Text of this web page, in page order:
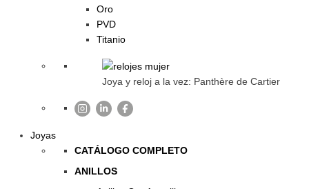
Oro
PVD
Titanio
Joya y reloj a la vez: Panthère de Cartier
Joyas
CATÁLOGO COMPLETO
ANILLOS